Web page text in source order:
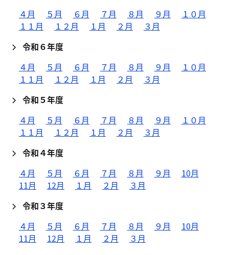
４月
５月 ６月 ７月 ８月 ９月
１０月
１１月
１２月 １月 ２月
３月
令和６年度
４月
５月 ６月 ７月 ８月 ９月
１０月
１１月
１２月 １月 ２月
３月
令和５年度
４月
５月 ６月 ７月 ８月 ９月
１０月
１１月
１２月 １月 ２月
３月
令和４年度
４月
５月 ６月 ７月 ８月 ９月
10月
11月
12月 １月 ２月
３月
令和３年度
４月
５月 ６月 ７月 ８月 ９月
10月
11月
12月 １月 ２月
３月